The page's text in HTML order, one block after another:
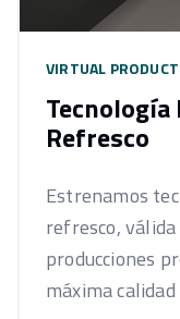
VIRTUAL
Tecnología
Refresco
Estrenamos
refresco,
producciones
máxima